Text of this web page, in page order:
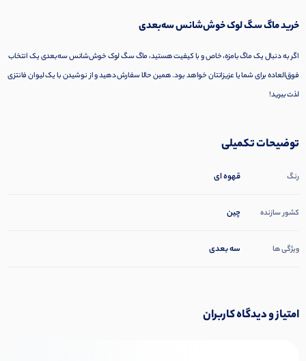
خرید ماگ سگ لوک خوش‌شانس سه‌بعدی
اگر به دنبال یک ماگ بامزه، خاص و با کیفیت هستید، ماگ سگ لوک خوش‌شانس سه‌بعدی یک انتخاب
فوق‌العاده برای شما یا عزیزانتان خواهد بود. همین حالا سفارش دهید و از نوشیدن با یک لیوان فانتزی
لذت ببرید!
توضیحات تکمیلی
رنگ قهوه ای
کشور سازنده چین
ویژگی ها سه بعدی
امتیاز و دیدگاه کاربران